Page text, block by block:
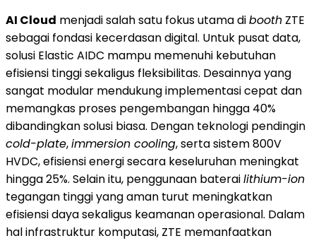
AI Cloud menjadi salah satu fokus utama dibooth ZTE
sebagai fondasi kecerdasan digital. Untuk pusat data,
solusi Elastic AIDC mampu memenuhi kebutuhan
efisiensi tinggi sekaligus fleksibilitas. Desainnya yang
sangat modular mendukung implementasi cepat dan
memangkas proses pengembangan hingga 40%
dibandingkan solusi biasa. Dengan teknologi pendingin
cold-plate,immersion cooling, serta sistem 800V
HVDC, efisiensi energi secara keseluruhan meningkat
hingga 25%. Selain itu, penggunaan baterailithium-ion
tegangan tinggi yang aman turut meningkatkan
efisiensi daya sekaligus keamanan operasional. Dalam
hal infrastruktur komputasi, ZTE memanfaatkan